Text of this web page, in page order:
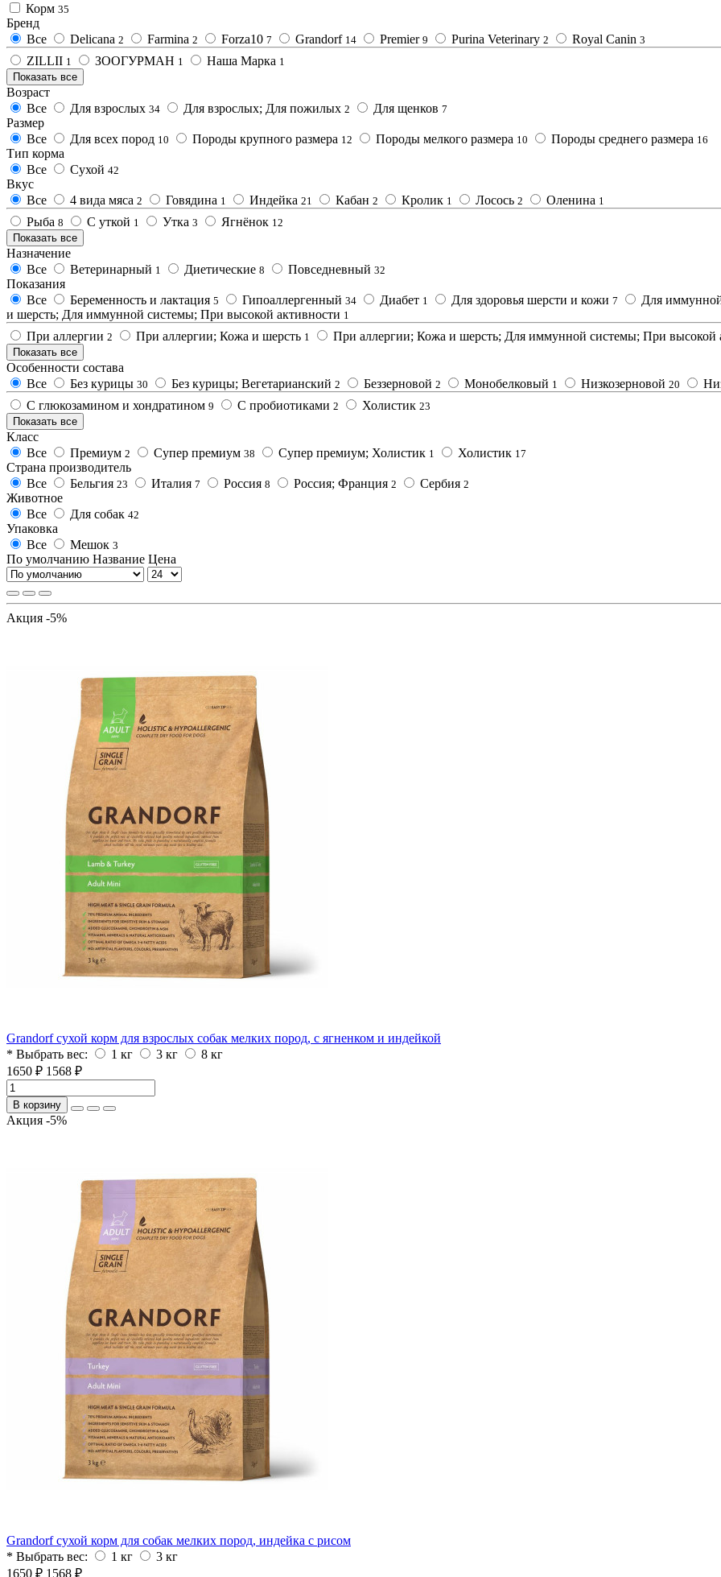
Корм 35
Бренд
Все
Delicana 2 Farmina 2 Forza10 7 Grandorf 14 Premier 9 Purina Veterinary 2 Royal Canin 3
ZILLII 1 ЗООГУРМАН 1 Наша Марка 1
Показать все
Возраст
Все
Для взрослых 34 Для взрослых; Для пожилых 2 Для щенков 7
Размер
Все
Для всех пород 10 Породы крупного размера 12 Породы мелкого размера 10 Породы среднего размера 16
Тип корма
Все
Сухой 42
Вкус
Все
4 вида мяса 2 Говядина 1 Индейка 21 Кабан 2 Кролик 1 Лосось 2 Оленина 1
Рыба 8 С уткой 1 Утка 3 Ягнёнок 12
Показать все
Назначение
Все
Ветеринарный 1 Диетические 8 Повседневный 32
Показания
Все
Беременность и лактация 5 Гипоаллергенный 34 Диабет 1 Для здоровья шерсти и кожи 7
Для
и шерсть; Для иммунной системы; При высокой активности 1
При аллергии 2 При аллергии; Кожа и шерсть 1 При аллергии; Кожа и шерсть; Для иммунной системы; При высокой
Показать все
Особенности состава
Все
Без курицы 30 Без курицы; Вегетарианский 2 Беззерновой 2 Монобелковый 1 Низкозерновой 20
С глюкозамином и хондратином 9 С пробиотиками 2 Холистик 23
Показать все
Класс
Все
Премиум 2 Супер премиум 38 Супер премиум; Холистик 1 Холистик 17
Страна производитель
Все
Бельгия 23 Италия 7 Россия 8 Россия; Франция 2 Сербия 2
Животное
Все
Для собак 42
Упаковка
Все
Мешок 3
По умолчанию Название Цена
Акция -5%
Grandorf сухой корм для взрослых собак мелких пород, с ягненком и индейкой
* Выбрать вес:
1 кг 3 кг
8 кг
1650 ₽ 1568 ₽
В корзину
Акция -5%
Grandorf сухой корм для собак мелких пород, индейка с рисом
* Выбрать вес:
1 кг
3 кг
1650 ₽ 1568 ₽